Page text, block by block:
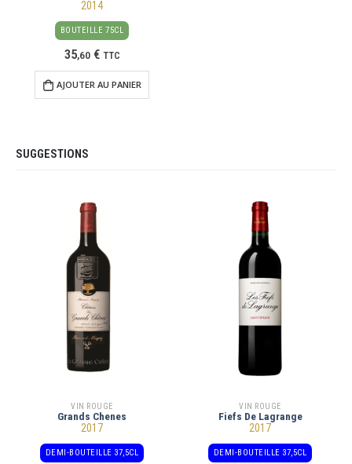
2014
BOUTEILLE 75CL
35,60 € TTC
AJOUTER AU PANIER
SUGGESTIONS
VIN ROUGE
Grands Chenes
2017
DEMI-BOUTEILLE 37,5CL
VIN ROUGE
Fiefs De Lagrange
2017
DEMI-BOUTEILLE 37,5CL